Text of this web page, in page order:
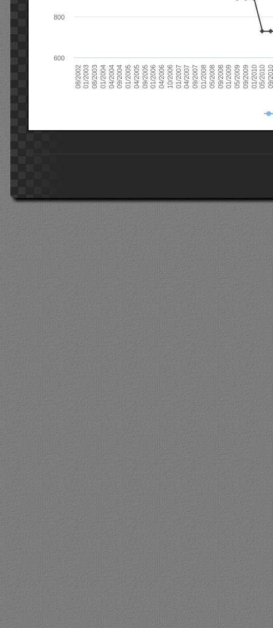
08/200201/200308/200301/200404/200409/200401/200504/200509/200501/200604/200610/200601/200704/200709/200701/200805/200809/200801/200905/200909/200901/201005/201009/
600
800